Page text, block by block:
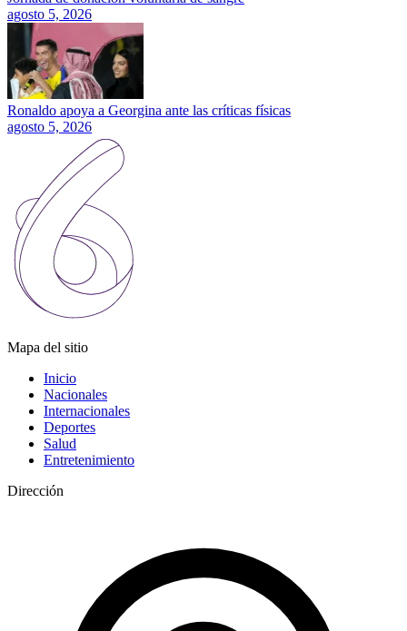
agosto 5, 2026
Ronaldo apoya a Georgina ante las críticas físicas
agosto 5, 2026
Mapa del sitio
Inicio
Nacionales
Internacionales
Deportes
Salud
Entretenimiento
Dirección